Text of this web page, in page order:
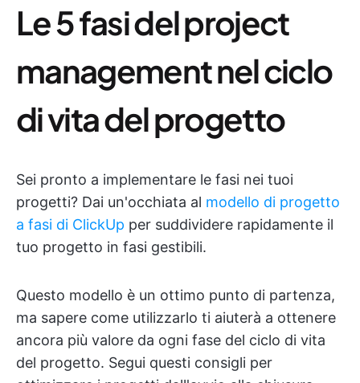
Le 5 fasi del project
management nel ciclo
di vita del progetto
Sei pronto a implementare le fasi nei tuoi
progetti? Dai un'occhiata al modello di progetto
a fasi di ClickUp per suddividere rapidamente il
tuo progetto in fasi gestibili.
Questo modello è un ottimo punto di partenza,
ma sapere come utilizzarlo ti aiuterà a ottenere
ancora più valore da ogni fase del ciclo di vita
del progetto. Segui questi consigli per